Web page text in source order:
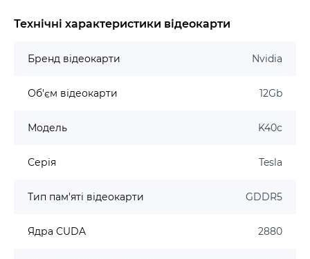
Технічні характеристики відеокарти
Бренд відеокарти Nvidia
Об'єм відеокарти 12Gb
Модель K40c
Серія Tesla
Тип пам'яті відеокарти GDDR5
Ядра CUDA 2880